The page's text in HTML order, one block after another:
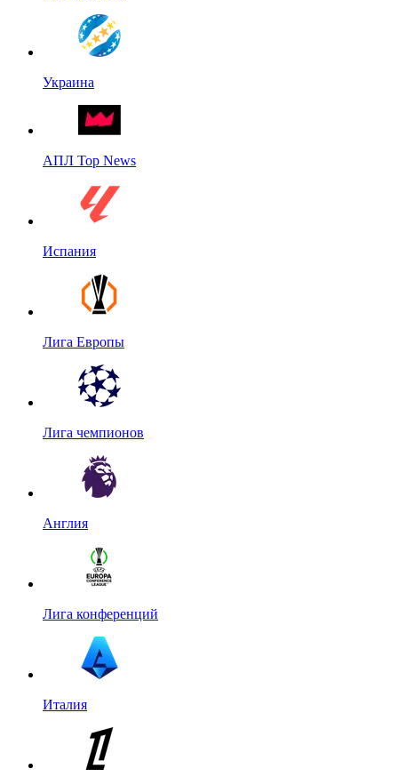
Украина
АПЛ Top News
Испания
Лига Европы
Лига чемпионов
Англия
Лига конференций
Италия